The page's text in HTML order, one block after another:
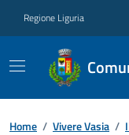
Regione Liguria
Home / Vivere Vasia /